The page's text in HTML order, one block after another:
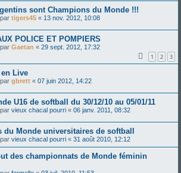
sont Champions du Monde !!!
tigers45 « 13 nov. 2012, 10:08
POLICE ET POMPIERS
Gaetan « 29 sept. 2012, 17:32
1 2 3
Live
gbrett « 07 juin 2012, 14:22
U16 de softball du 30/12/10 au 05/01/11
vieux chacal pourri « 06 janv. 2011, 08:32
du Monde universitaires de softball
vieux chacal pourri « 31 août 2010, 12:12
des championnats de Monde féminin